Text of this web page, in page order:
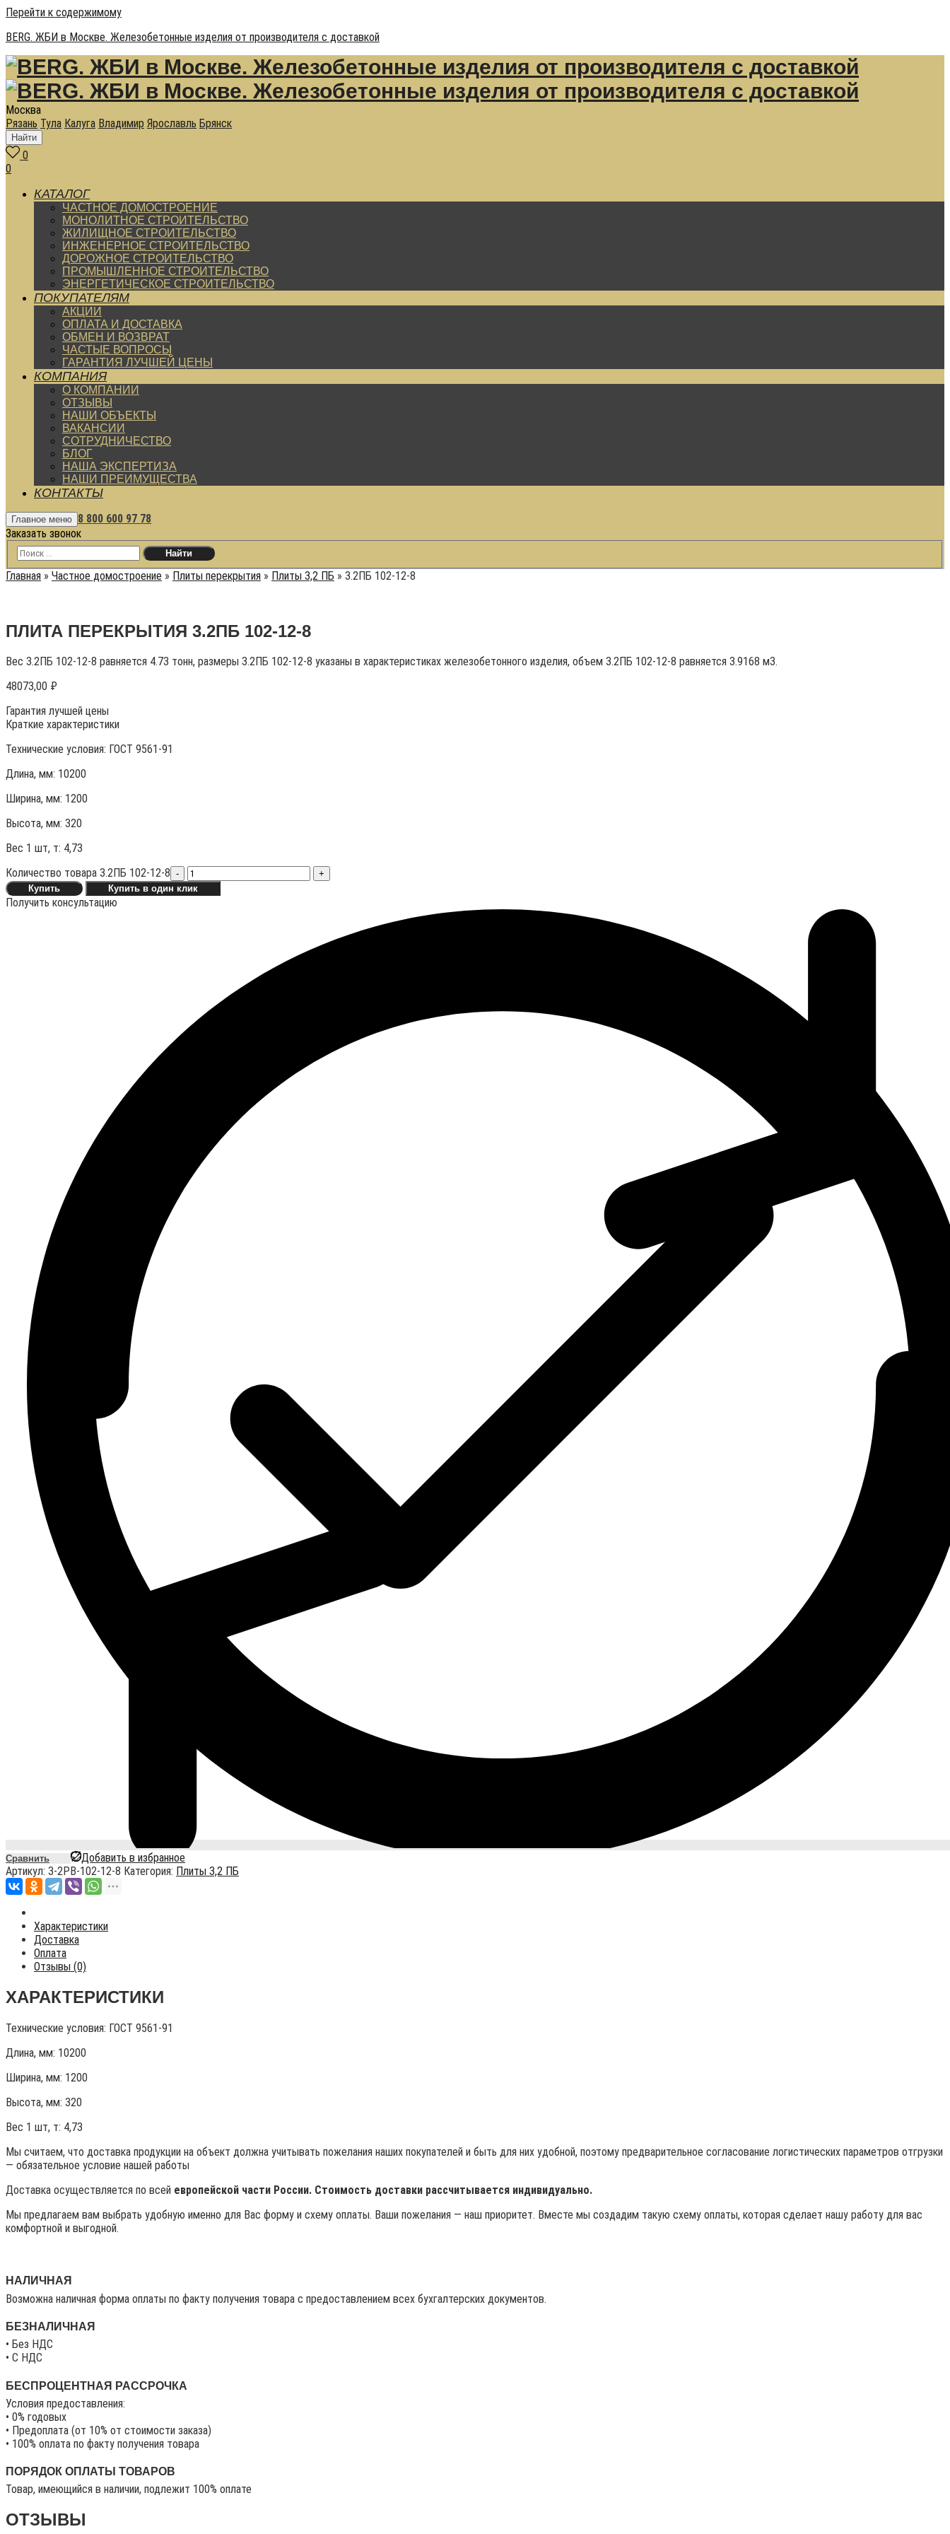
Перейти к содержимому
BERG. ЖБИ в Москве. Железобетонные изделия от производителя с доставкой
Москва
Рязань Тула Калуга Владимир Ярославль Брянск
Найти
0
0
КАТАЛОГ
ЧАСТНОЕ ДОМОСТРОЕНИЕ
МОНОЛИТНОЕ СТРОИТЕЛЬСТВО
ЖИЛИЩНОЕ СТРОИТЕЛЬСТВО
ИНЖЕНЕРНОЕ СТРОИТЕЛЬСТВО
ДОРОЖНОЕ СТРОИТЕЛЬСТВО
ПРОМЫШЛЕННОЕ СТРОИТЕЛЬСТВО
ЭНЕРГЕТИЧЕСКОЕ СТРОИТЕЛЬСТВО
ПОКУПАТЕЛЯМ
АКЦИИ
ОПЛАТА И ДОСТАВКА
ОБМЕН И ВОЗВРАТ
ЧАСТЫЕ ВОПРОСЫ
ГАРАНТИЯ ЛУЧШЕЙ ЦЕНЫ
КОМПАНИЯ
О КОМПАНИИ
ОТЗЫВЫ
НАШИ ОБЪЕКТЫ
ВАКАНСИИ
СОТРУДНИЧЕСТВО
БЛОГ
НАША ЭКСПЕРТИЗА
НАШИ ПРЕИМУЩЕСТВА
КОНТАКТЫ
Главное меню 8 800 600 97 78
Заказать звонок
Главная » Частное домостроение » Плиты перекрытия » Плиты 3,2 ПБ » 3.2ПБ 102-12-8
ПЛИТА ПЕРЕКРЫТИЯ 3.2ПБ 102-12-8
Вес 3.2ПБ 102-12-8 равняется 4.73 тонн, размеры 3.2ПБ 102-12-8 указаны в характеристиках железобетонного изделия, объем 3.2ПБ 102-12-8 равняется 3.9168 м3.
48073,00 ₽
Гарантия лучшей цены
Краткие характеристики
Технические условия: ГОСТ 9561-91
Длина, мм: 10200
Ширина, мм: 1200
Высота, мм: 320
Вес 1 шт, т: 4,73
Количество товара 3.2ПБ 102-12-8 -
+
Купить
Купить в один клик
Получить консультацию
Сравнить
Добавить в избранное
Артикул: 3-2PB-102-12-8 Категория: Плиты 3,2 ПБ
Характеристики
Доставка
Оплата
Отзывы (0)
ХАРАКТЕРИСТИКИ
Технические условия: ГОСТ 9561-91
Длина, мм: 10200
Ширина, мм: 1200
Высота, мм: 320
Вес 1 шт, т: 4,73
Мы считаем, что доставка продукции на объект должна учитывать пожелания наших покупателей и быть для них удобной, поэтому предварительное согласование логистических параметров отгрузки
— обязательное условие нашей работы
Доставка осуществляется по всей европейской части России. Стоимость доставки рассчитывается индивидуально.
Мы предлагаем вам выбрать удобную именно для Вас форму и схему оплаты. Ваши пожелания — наш приоритет. Вместе мы создадим такую схему оплаты, которая сделает нашу работу для вас
комфортной и выгодной.
НАЛИЧНАЯ
Возможна наличная форма оплаты по факту получения товара с предоставлением всех бухгалтерских документов.
БЕЗНАЛИЧНАЯ
• Без НДС
• C НДС
БЕСПРОЦЕНТНАЯ РАССРОЧКА
Условия предоставления:
• 0% годовых
• Предоплата (от 10% от стоимости заказа)
• 100% оплата по факту получения товара
ПОРЯДОК ОПЛАТЫ ТОВАРОВ
Товар, имеющийся в наличии, подлежит 100% оплате
ОТЗЫВЫ